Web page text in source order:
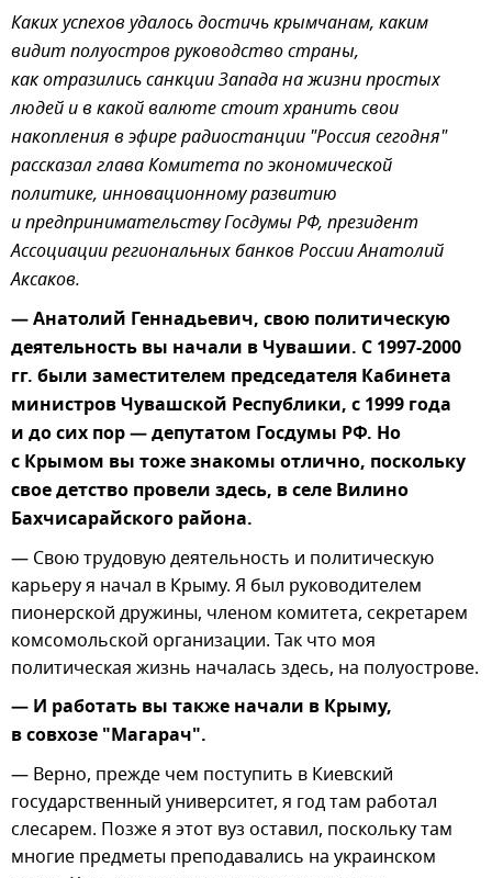
Каких успехов удалось достичь крымчанам, каким
видит полуостров руководство страны,
как отразились санкции Запада на жизни простых
людей и в какой валюте стоит хранить свои
накопления в эфире радиостанции "Россия сегодня"
рассказал глава Комитета по экономической
политике, инновационному развитию
и предпринимательству Госдумы РФ, президент
Ассоциации региональных банков России Анатолий
Аксаков.
— Анатолий Геннадьевич, свою политическую
деятельность вы начали в Чувашии. С 1997-2000
гг. были заместителем председателя Кабинета
министров Чувашской Республики, с 1999 года
и до сих пор — депутатом Госдумы РФ. Но
с Крымом вы тоже знакомы отлично, поскольку
свое детство провели здесь, в селе Вилино
Бахчисарайского района.
— Свою трудовую деятельность и политическую
карьеру я начал в Крыму. Я был руководителем
пионерской дружины, членом комитета, секретарем
комсомольской организации. Так что моя
политическая жизнь началась здесь, на полуострове.
— И работать вы также начали в Крыму,
в совхозе "Магарач".
— Верно, прежде чем поступить в Киевский
государственный университет, я год там работал
слесарем. Позже я этот вуз оставил, поскольку там
многие предметы преподавались на украинском